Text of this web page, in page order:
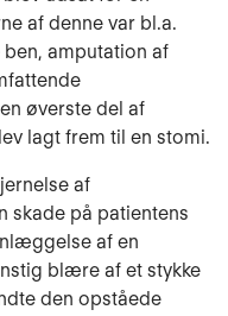
af denne var bl.a.
amputation af
øverste del af
lagt frem til en stomi.
af
skade på patientens
af en
blære af et stykke
den opståede